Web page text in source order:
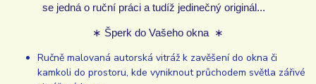
se jedná o ruční práci a tudíž jedinečný originál...
∗ Šperk do Vašeho okna ∗
Ručně malovaná autorská vitráž k zavěšení do okna či
kamkoli do prostoru, kde vyniknout průchodem světla zářivé